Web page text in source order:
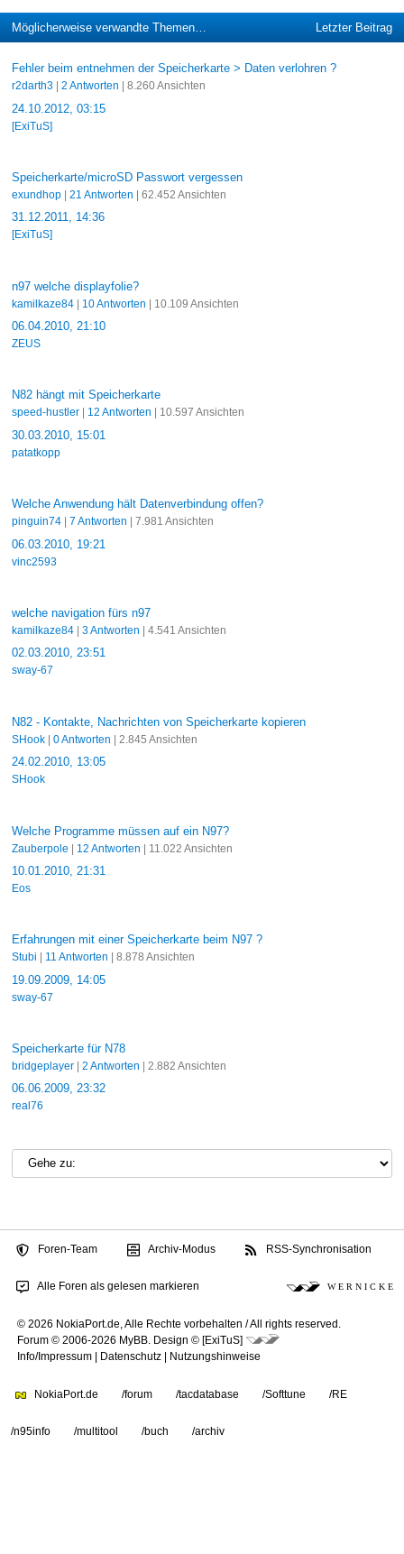
Möglicherweise verwandte Themen… Letzter Beitrag
Fehler beim entnehmen der Speicherkarte > Daten verlohren ?
r2darth3| 2 Antworten | 8.260 Ansichten
24.10.2012, 03:15
[ExiTuS]
Speicherkarte/microSD Passwort vergessen
exundhop| 21 Antworten | 62.452 Ansichten
31.12.2011, 14:36
[ExiTuS]
n97 welche displayfolie?
kamilkaze84| 10 Antworten | 10.109 Ansichten
06.04.2010, 21:10
ZEUS
N82 hängt mit Speicherkarte
speed-hustler| 12 Antworten | 10.597 Ansichten
30.03.2010, 15:01
patatkopp
Welche Anwendung hält Datenverbindung offen?
pinguin74| 7 Antworten | 7.981 Ansichten
06.03.2010, 19:21
vinc2593
welche navigation fürs n97
kamilkaze84| 3 Antworten | 4.541 Ansichten
02.03.2010, 23:51
sway-67
N82 - Kontakte, Nachrichten von Speicherkarte kopieren
SHook| 0 Antworten | 2.845 Ansichten
24.02.2010, 13:05
SHook
Welche Programme müssen auf ein N97?
Zauberpole 12 Antworten | 11.022 Ansichten
10.01.2010, 21:31
Eos
Erfahrungen mit einer Speicherkarte beim N97 ?
Stubi 11 Antworten | 8.878 Ansichten
19.09.2009, 14:05
sway-67
Speicherkarte für N78
bridgeplayer| 2 Antworten | 2.882 Ansichten
06.06.2009, 23:32
real76
Foren-Team Archiv-Modus RSS-Synchronisation
Alle Foren als gelesen markieren W E R N I C K E
© 2026 NokiaPort.de, Alle Rechte vorbehalten /All rights reserved.
Forum © 2006-2026 MyBB
Design © [ExiTuS]
Info/Impressum
Datenschutz Nutzungshinweise
NokiaPort.de /forum /tacdatabase /Softtune /RE
/n95info /multitool /buch /archiv